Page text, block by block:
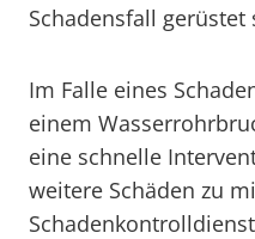
Schadensfall gerüstet
Im Falle eines
einem
eine schnelle
weitere Schäden zu